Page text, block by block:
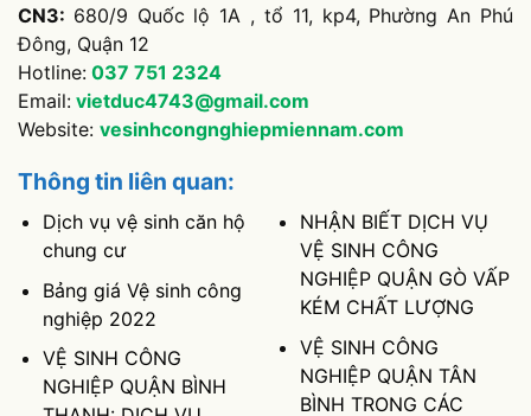
CN3: 680/9 Quốc lộ 1A , tổ 11, kp4, Phường An Phú
Đông, Quận 12
Hotline: 037 751 2324
Email: vietduc4743@gmail.com
Website: vesinhcongnghiepmiennam.com
Thông tin liên quan:
Dịch vụ vệ sinh căn hộ
chung cư
Bảng giá Vệ sinh công
nghiệp 2022
VỆ SINH CÔNG
NGHIỆP QUẬN BÌNH
NHẬN BIẾT DỊCH VỤ
VỆ SINH CÔNG
NGHIỆP QUẬN GÒ VẤP
KÉM CHẤT LƯỢNG
VỆ SINH CÔNG
NGHIỆP QUẬN TÂN
BÌNH TRONG CÁC